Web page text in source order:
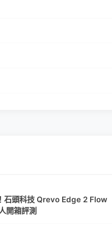
石頭科技 Qrevo Edge 2 Flow
開箱評測